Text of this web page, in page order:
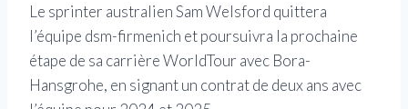
Le sprinter australien Sam Welsford quittera
l’équipe dsm-firmenich et poursuivra la prochaine
étape de sa carrière WorldTour avec Bora-
Hansgrohe, en signant un contrat de deux ans avec